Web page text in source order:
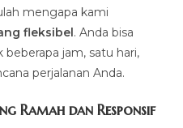
mengapa kami
fleksibel. Anda bisa
jam, satu hari,
perjalanan Anda.
Ramah dan Responsif